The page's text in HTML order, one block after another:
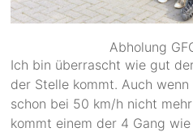
Abholung
Ich bin überrascht wie gut
der Stelle kommt. Auch
schon bei 50 km/h nicht
kommt einem der 4 Gang